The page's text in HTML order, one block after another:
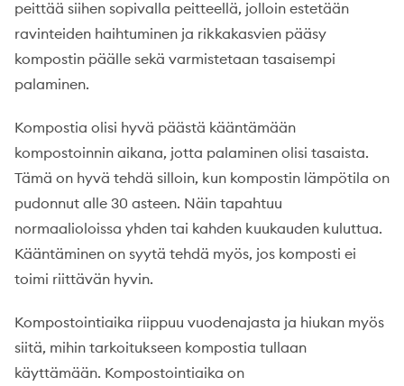
peittää siihen sopivalla peitteellä, jolloin estetään
ravinteiden haihtuminen ja rikkakasvien pääsy
kompostin päälle sekä varmistetaan tasaisempi
palaminen.
Kompostia olisi hyvä päästä kääntämään
kompostoinnin aikana, jotta palaminen olisi tasaista.
Tämä on hyvä tehdä silloin, kun kompostin lämpötila on
pudonnut alle 30 asteen. Näin tapahtuu
normaalioloissa yhden tai kahden kuukauden kuluttua.
Kääntäminen on syytä tehdä myös, jos komposti ei
toimi riittävän hyvin.
Kompostointiaika riippuu vuodenajasta ja hiukan myös
siitä, mihin tarkoitukseen kompostia tullaan
käyttämään. Kompostointiaika on